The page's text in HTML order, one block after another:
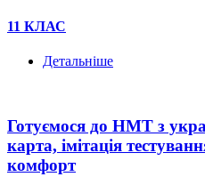
11 КЛАС
Детальніше
Готуємося до НМТ з
карта, імітація
комфорт